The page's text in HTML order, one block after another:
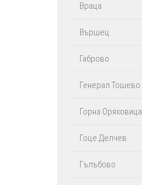
Враца
Вършец
Габрово
Генерал Тошево
Горна Оряховица
Гоце Делчев
Гълъбово